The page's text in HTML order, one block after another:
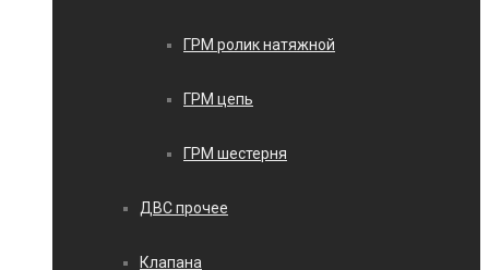
ГРМ ролик натяжной
ГРМ цепь
ГРМ шестерня
ДВС прочее
Клапана